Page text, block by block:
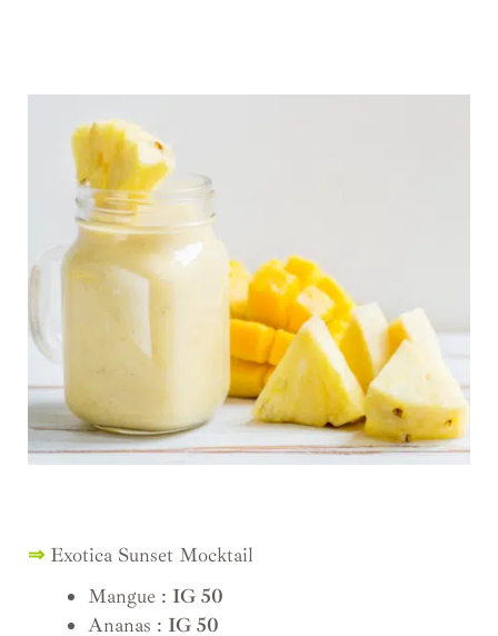
⇒ Exotica Sunset Mocktail
Mangue : IG 50
Ananas : IG 50